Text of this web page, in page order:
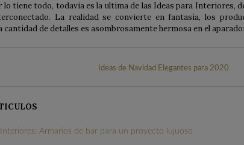
lo tiene todo, todavia es la ultima de las Ideas para Interiores,
La realidad se convierte en fantasía, los
cantidad de detalles es asombrosamente hermosa en el
Ideas de Navidad Elegantes para 2020
Armarios de bar para un proyecto lujuoso